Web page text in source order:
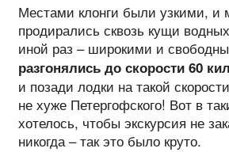
Местами клонги были узкими, и
продирались сквозь кущи
иной раз – широкими и
разгонялись до скорости 60
и позади лодки на такой
не хуже Петергофского! Вот в
хотелось, чтобы экскурсия не
никогда – так это было круто.